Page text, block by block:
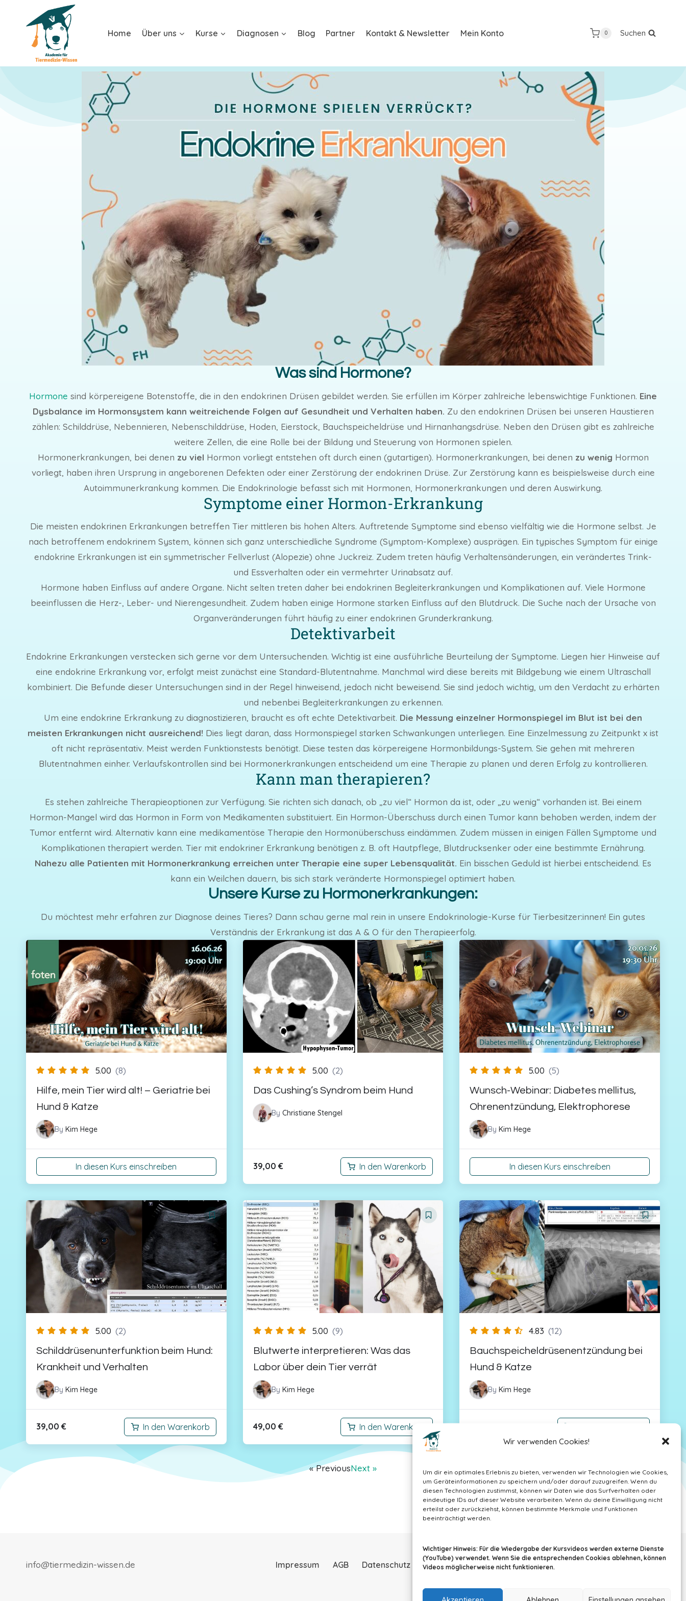
Wir verwenden Cookies!
Um dir ein optimales Erlebnis zu bieten, verwenden wir Technologien wie Cookies,
um Geräteinformationen zu speichern und/oder darauf zuzugreifen. Wenn du
diesen Technologien zustimmst, können wir Daten wie das Surfverhalten oder
eindeutige IDs auf dieser Website verarbeiten. Wenn du deine Einwilligung nicht
erteilst oder zurückziehst, können bestimmte Merkmale und Funktionen
beeinträchtigt werden.
Wichtiger Hinweis: Für die Wiedergabe der Kursvideos werden externe Dienste
(YouTube) verwendet. Wenn Sie die entsprechenden Cookies ablehnen, können
Videos möglicherweise nicht funktionieren.
Home Über uns Kurse Diagnosen Blog Partner Kontakt & Newsletter Mein Konto 0 Suchen
Was sind Hormone?
Hormone sind körpereigene Botenstoffe, die in den endokrinen Drüsen gebildet werden. Sie erfüllen im Körper zahlreiche lebenswichtige Funktionen. Eine
Dysbalance im Hormonsystem kann weitreichende Folgen auf Gesundheit und Verhalten haben. Zu den endokrinen Drüsen bei unseren Haustieren
zählen: Schilddrüse, Nebennieren, Nebenschilddrüse, Hoden, Eierstock, Bauchspeicheldrüse und Hirnanhangsdrüse. Neben den Drüsen gibt es zahlreiche
weitere Zellen, die eine Rolle bei der Bildung und Steuerung von Hormonen spielen.
Hormonerkrankungen, bei denen zu viel Hormon vorliegt entstehen oft durch einen (gutartigen). Hormonerkrankungen, bei denen zu wenig Hormon
vorliegt, haben ihren Ursprung in angeborenen Defekten oder einer Zerstörung der endokrinen Drüse. Zur Zerstörung kann es beispielsweise durch eine
Autoimmunerkrankung kommen. Die Endokrinologie befasst sich mit Hormonen, Hormonerkrankungen und deren Auswirkung.
Symptome einer Hormon-Erkrankung
Die meisten endokrinen Erkrankungen betreffen Tier mittleren bis hohen Alters. Auftretende Symptome sind ebenso vielfältig wie die Hormone selbst. Je
nach betroffenem endokrinem System, können sich ganz unterschiedliche Syndrome (Symptom-Komplexe) ausprägen. Ein typisches Symptom für einige
endokrine Erkrankungen ist ein symmetrischer Fellverlust (Alopezie) ohne Juckreiz. Zudem treten häufig Verhaltensänderungen, ein verändertes Trink-
und Essverhalten oder ein vermehrter Urinabsatz auf.
Hormone haben Einfluss auf andere Organe. Nicht selten treten daher bei endokrinen Begleiterkrankungen und Komplikationen auf. Viele Hormone
beeinflussen die Herz-, Leber- und Nierengesundheit. Zudem haben einige Hormone starken Einfluss auf den Blutdruck. Die Suche nach der Ursache von
Organveränderungen führt häufig zu einer endokrinen Grunderkrankung.
Detektivarbeit
Endokrine Erkrankungen verstecken sich gerne vor dem Untersuchenden. Wichtig ist eine ausführliche Beurteilung der Symptome. Liegen hier Hinweise auf
eine endokrine Erkrankung vor, erfolgt meist zunächst eine Standard-Blutentnahme. Manchmal wird diese bereits mit Bildgebung wie einem Ultraschall
kombiniert. Die Befunde dieser Untersuchungen sind in der Regel hinweisend, jedoch nicht beweisend. Sie sind jedoch wichtig, um den Verdacht zu erhärten
und nebenbei Begleiterkrankungen zu erkennen.
Um eine endokrine Erkrankung zu diagnostizieren, braucht es oft echte Detektivarbeit. Die Messung einzelner Hormonspiegel im Blut ist bei den
meisten Erkrankungen nicht ausreichend! Dies liegt daran, dass Hormonspiegel starken Schwankungen unterliegen. Eine Einzelmessung zu Zeitpunkt x ist
oft nicht repräsentativ. Meist werden Funktionstests benötigt. Diese testen das körpereigene Hormonbildungs-System. Sie gehen mit mehreren
Blutentnahmen einher. Verlaufskontrollen sind bei Hormonerkrankungen entscheidend um eine Therapie zu planen und deren Erfolg zu kontrollieren.
Kann man therapieren?
Es stehen zahlreiche Therapieoptionen zur Verfügung. Sie richten sich danach, ob „zu viel“ Hormon da ist, oder „zu wenig“ vorhanden ist. Bei einem
Hormon-Mangel wird das Hormon in Form von Medikamenten substituiert. Ein Hormon-Überschuss durch einen Tumor kann behoben werden, indem der
Tumor entfernt wird. Alternativ kann eine medikamentöse Therapie den Hormonüberschuss eindämmen. Zudem müssen in einigen Fällen Symptome und
Komplikationen therapiert werden. Tier mit endokriner Erkrankung benötigen z. B. oft Hautpflege, Blutdrucksenker oder eine bestimmte Ernährung.
Nahezu alle Patienten mit Hormonerkrankung erreichen unter Therapie eine super Lebensqualität. Ein bisschen Geduld ist hierbei entscheidend. Es
kann ein Weilchen dauern, bis sich stark veränderte Hormonspiegel optimiert haben.
Unsere Kurse zu Hormonerkrankungen:
Du möchtest mehr erfahren zur Diagnose deines Tieres? Dann schau gerne mal rein in unsere Endokrinologie-Kurse für Tierbesitzer:innen! Ein gutes
Verständnis der Erkrankung ist das A & O für den Therapieerfolg.
5.00 (8)
Hilfe, mein Tier wird alt! – Geriatrie bei
Hund & Katze
By Kim Hege
In diesen Kurs einschreiben
5.00 (2)
Das Cushing’s Syndrom beim Hund
By Christiane Stengel
39,00 € In den Warenkorb
5.00 (5)
Wunsch-Webinar: Diabetes mellitus,
Ohrenentzündung, Elektrophorese
By Kim Hege
In diesen Kurs einschreiben
5.00 (2)
Schilddrüsenunterfunktion beim Hund:
Krankheit und Verhalten
By Kim Hege
39,00 € In den Warenkorb
5.00 (9)
Blutwerte interpretieren: Was das
Labor über dein Tier verrät
By Kim Hege
49,00 € In den Warenkorb
4.83 (12)
Bauchspeicheldrüsenentzündung bei
Hund & Katze
By Kim Hege
« PreviousNext »
info@tiermedizin-wissen.de Impressum AGB Datenschutz